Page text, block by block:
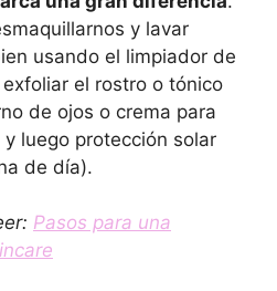
y lavar
usando el limpiador de
el rostro o tónico
de ojos o crema para
luego protección solar
de día).
Pasos para una